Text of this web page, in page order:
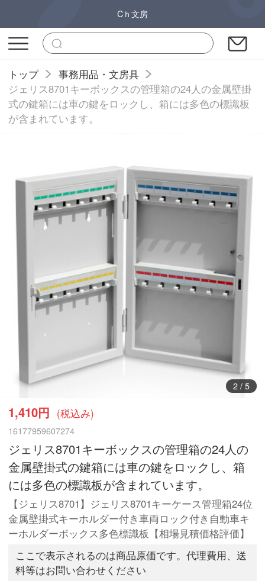
Cｈ文房
トップ
事務用品・文房具
ジェリス8701キーボックスの管理箱の24人の金属壁掛
式の鍵箱には車の鍵をロックし、箱には多色の標識板
が含まれています。
2/ 5
1,410円 (税込み)
16177959607274
ジェリス8701キーボックスの管理箱の24人の
金属壁掛式の鍵箱には車の鍵をロックし、箱
には多色の標識板が含まれています。
【ジェリス8701】ジェリス8701キーケース管理箱24位
金属壁掛式キーホルダー付き車両ロック付き自動車キ
ーホルダーボックス多色標識板【相場見積価格評価】
ここで表示されるのは商品原価です。代理費用、送
料等はお問い合わせください